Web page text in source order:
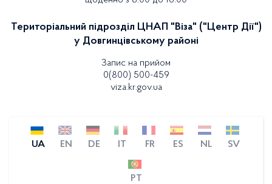
Територіальний підрозділ ЦНАП "Віза" ("Центр Дії")
у Довгинцівському районі
Запис на прийом
0(800) 500-459
viza.kr.gov.ua
UA EN DE IT FR ES NL SV
PT